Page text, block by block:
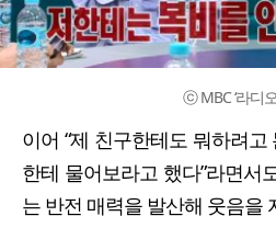
ⓒ MBC ‘라디
이어 “제 친구한테도 뭐하려
한테 물어보라고 했다”라면서
는 반전 매력을 발산해 웃음을